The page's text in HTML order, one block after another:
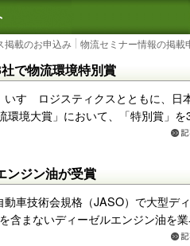
の物流ニュースサイト
3PL, SCMなど国
掲載のお申込み 物流セミナー情報の掲載
で物流環境特別賞
すゞロジスティクスとともに、日
環境大賞」において、「特別賞」を
ンジン油が受賞
車技術会規格（JASO）で大型デ
含まないディーゼルエンジン油を